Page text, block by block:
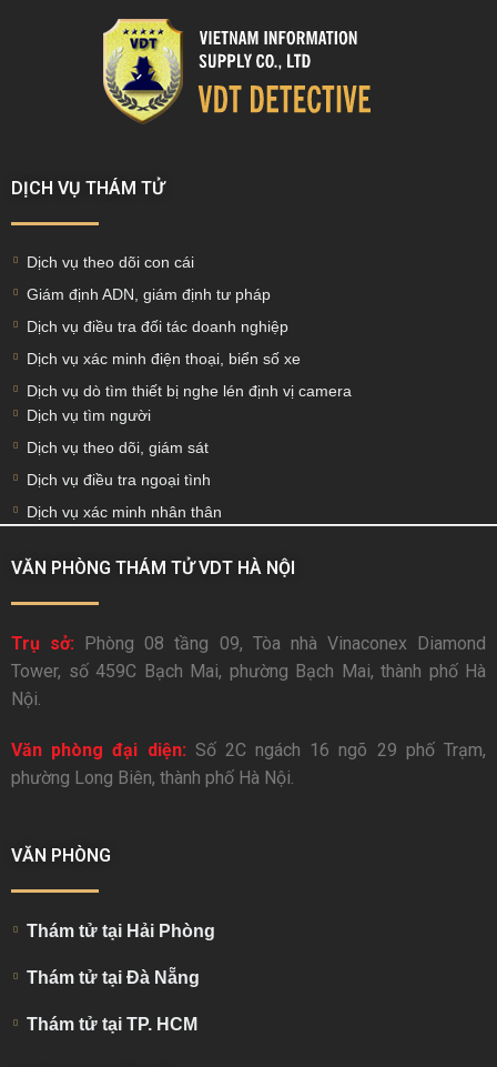
DỊCH VỤ THÁM TỬ
Dịch vụ theo dõi con cái
Giám định ADN, giám định tư pháp
Dịch vụ điều tra đối tác doanh nghiệp
Dịch vụ xác minh điện thoại, biển số xe
Dịch vụ dò tìm thiết bị nghe lén định vị camera
Dịch vụ tìm người
Dịch vụ theo dõi, giám sát
Dịch vụ điều tra ngoại tình
Dịch vụ xác minh nhân thân
VĂN PHÒNG THÁM TỬ VDT HÀ NỘI
Trụ sở: Phòng 08 tầng 09, Tòa nhà Vinaconex Diamond
Tower, số 459C Bạch Mai, phường Bạch Mai, thành phố Hà
Nội.
Văn phòng đại diện: Số 2C ngách 16 ngõ 29 phố Trạm,
phường Long Biên, thành phố Hà Nội.
VĂN PHÒNG
Thám tử tại Hải Phòng
Thám tử tại Đà Nẵng
Thám tử tại TP. HCM